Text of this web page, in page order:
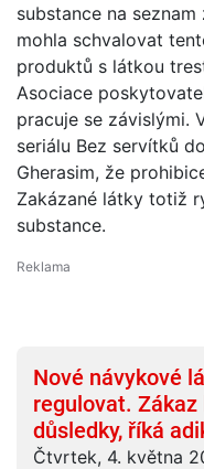
substance na
mohla schvalovat
produktů s látkou
Asociace
pracuje se závislými.
seriálu Bez servítků
Gherasim, že
Zakázané látky totiž
substance.
Nové návykové
regulovat.
důsledky, říká
Čtvrtek, 4. května